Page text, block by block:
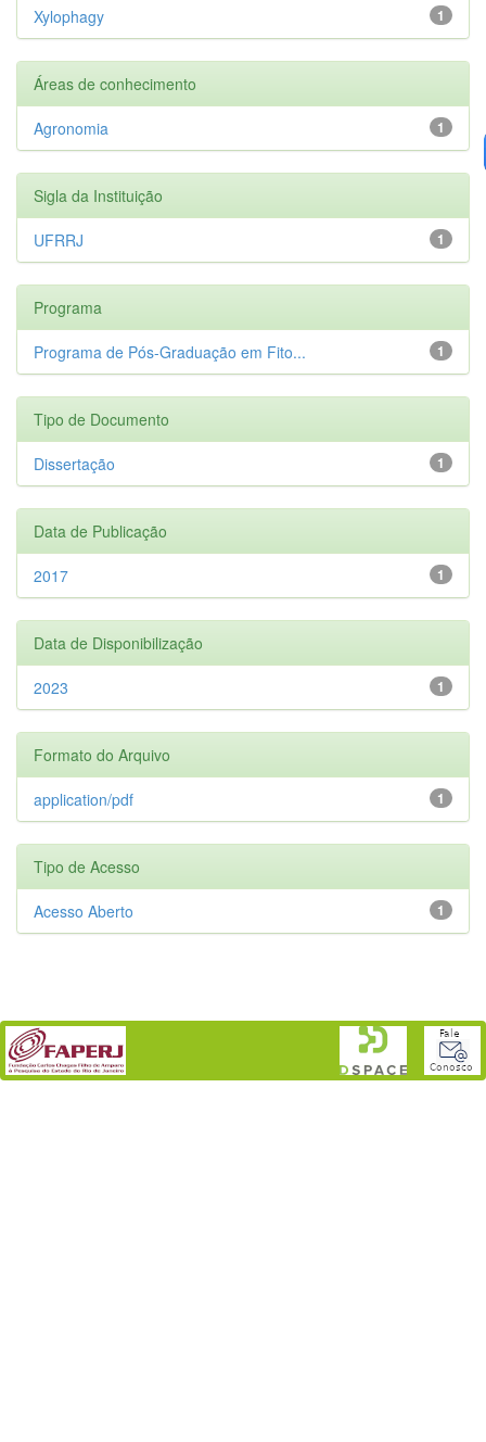
1
Xylophagy
Áreas de conhecimento
1
Agronomia
Sigla da Instituição
1
UFRRJ
Programa
1
Programa de Pós-Graduação em Fito...
Tipo de Documento
1
Dissertação
Data de Publicação
1
2017
Data de Disponibilização
1
2023
Formato do Arquivo
1
application/pdf
Tipo de Acesso
1
Acesso Aberto